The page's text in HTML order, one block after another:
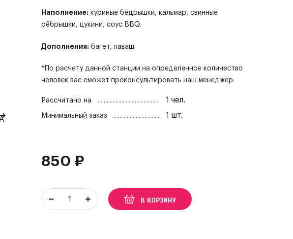
Наполнение: куриные бёдрышки, кальмар, свинные
рёбрышки, цукини, соус BBQ.
Дополнения: багет, лаваш
*По расчету данной станции на определенное количество
человек вас сможет проконсультировать наш менеджер.
Рассчитано на 1 чел.
Минимальный заказ 1 шт.
850 ₽
В КОРЗИНУ